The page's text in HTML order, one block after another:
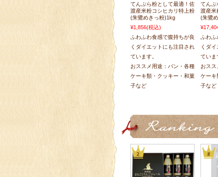
てんぷら粉として最適！佐
渡産米粉コシヒカリ特上粉
(朱鷺めきっ粉)1kg
¥1,856(税込)
ふわふわ食感で腹持ちが良
くダイエットにも注目され
ています。
おススメ用途：パン・各種
ケーキ類・クッキー・和菓
子など
てんぷ
渡産米
(朱鷺
ふわふ
くダ
ていま
おスス
ケーキ
子など